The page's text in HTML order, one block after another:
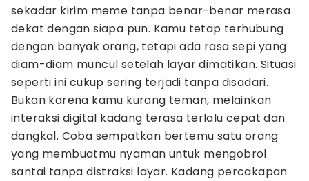
sekadar kirim meme tanpa benar-benar merasa
dekat dengan siapa pun. Kamu tetap terhubung
dengan banyak orang, tetapi ada rasa sepi yang
diam-diam muncul setelah layar dimatikan. Situasi
seperti ini cukup sering terjadi tanpa disadari.
Bukan karena kamu kurang teman, melainkan
interaksi digital kadang terasa terlalu cepat dan
dangkal. Coba sempatkan bertemu satu orang
yang membuatmu nyaman untuk mengobrol
santai tanpa distraksi layar. Kadang percakapan